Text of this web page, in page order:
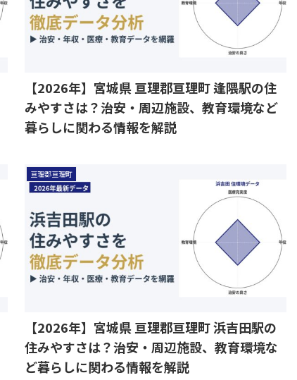
【2026年】宮城県 亘理郡亘理町 逢隈駅の住
みやすさは？治安・周辺施設、教育環境など
暮らしに関わる情報を解説
亘理郡亘理町
【2026年】宮城県 亘理郡亘理町 浜吉田駅の
住みやすさは？治安・周辺施設、教育環境な
ど暮らしに関わる情報を解説